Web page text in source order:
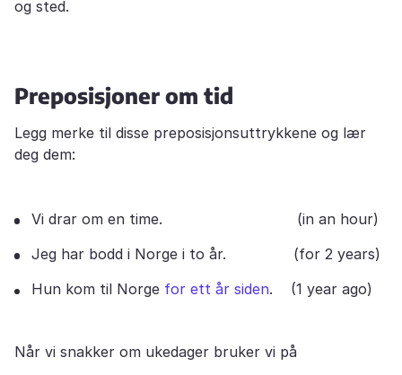
og sted.
Preposisjoner om tid
Legg merke til disse preposisjonsuttrykkene og lær
deg dem:
Vi drar om en time. (in an hour)
Jeg har bodd i Norge i to år. (for 2 years)
Hun kom til Norge for ett år siden. (1 year ago)
Når vi snakker om ukedager bruker vi på